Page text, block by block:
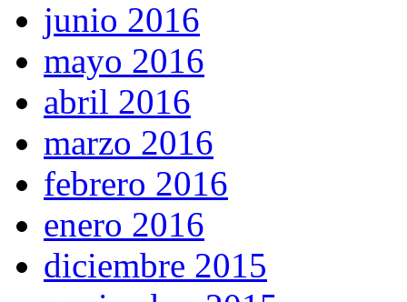
junio 2016
mayo 2016
abril 2016
marzo 2016
febrero 2016
enero 2016
diciembre 2015